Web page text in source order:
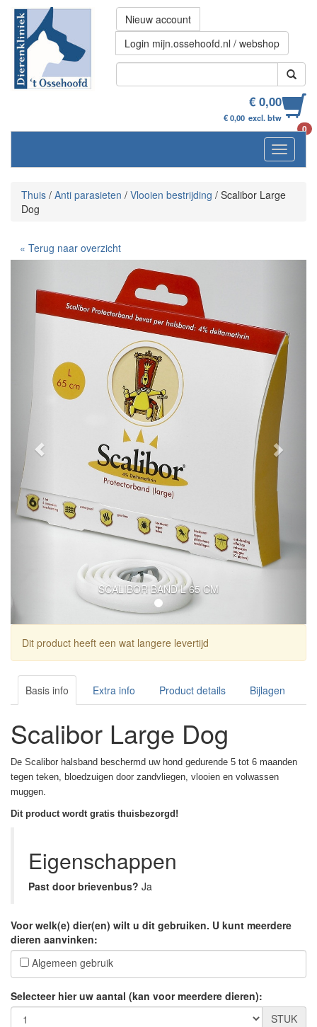
Nieuw account
Login mijn.ossehoofd.nl / webshop
€ 0,00
€ 0,00 excl. btw
0
Thuis / Anti parasieten / Vlooien bestrijding / Scalibor Large
Dog
« Terug naar overzicht
SCALIBOR BAND L 65 CM
Dit product heeft een wat langere levertijd
Basis info Extra info Product details Bijlagen
Scalibor Large Dog
De Scalibor halsband beschermd uw hond gedurende 5 tot 6 maanden
tegen teken, bloedzuigen door zandvliegen, vlooien en volwassen
muggen.
Dit product wordt gratis thuisbezorgd!
Eigenschappen
Past door brievenbus? Ja
Voor welk(e) dier(en) wilt u dit gebruiken. U kunt meerdere
dieren aanvinken:
Algemeen gebruik
Selecteer hier uw aantal (kan voor meerdere dieren):
STUK